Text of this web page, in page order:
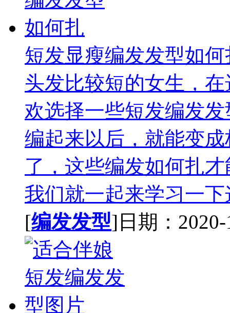
短发显瘦编发发型如何
头发比较短的女生，
欢选择一些短发编发
编起来以后，就能变
了，这些编发如何扎
我们就一起来学习一
[编发发型]日期：2020-